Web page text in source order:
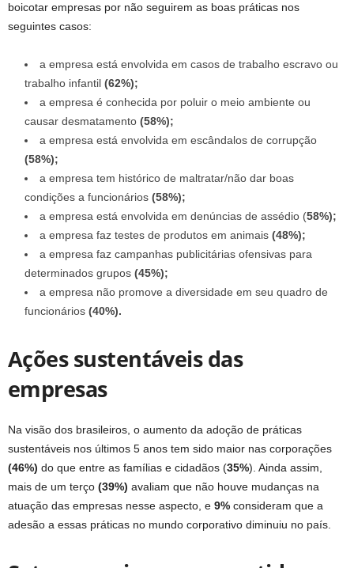
boicotar empresas por não seguirem as boas práticas nos
seguintes casos:
a empresa está envolvida em casos de trabalho escravo ou
trabalho infantil (62%);
a empresa é conhecida por poluir o meio ambiente ou
causar desmatamento (58%);
a empresa está envolvida em escândalos de corrupção
(58%);
a empresa tem histórico de maltratar/não dar boas
condições a funcionários (58%);
a empresa está envolvida em denúncias de assédio (58%);
a empresa faz testes de produtos em animais (48%);
a empresa faz campanhas publicitárias ofensivas para
determinados grupos (45%);
a empresa não promove a diversidade em seu quadro de
funcionários (40%).
Ações sustentáveis das
empresas
Na visão dos brasileiros, o aumento da adoção de práticas
sustentáveis nos últimos 5 anos tem sido maior nas corporações
(46%) do que entre as famílias e cidadãos (35%). Ainda assim,
mais de um terço (39%) avaliam que não houve mudanças na
atuação das empresas nesse aspecto, e 9% consideram que a
adesão a essas práticas no mundo corporativo diminuiu no país.